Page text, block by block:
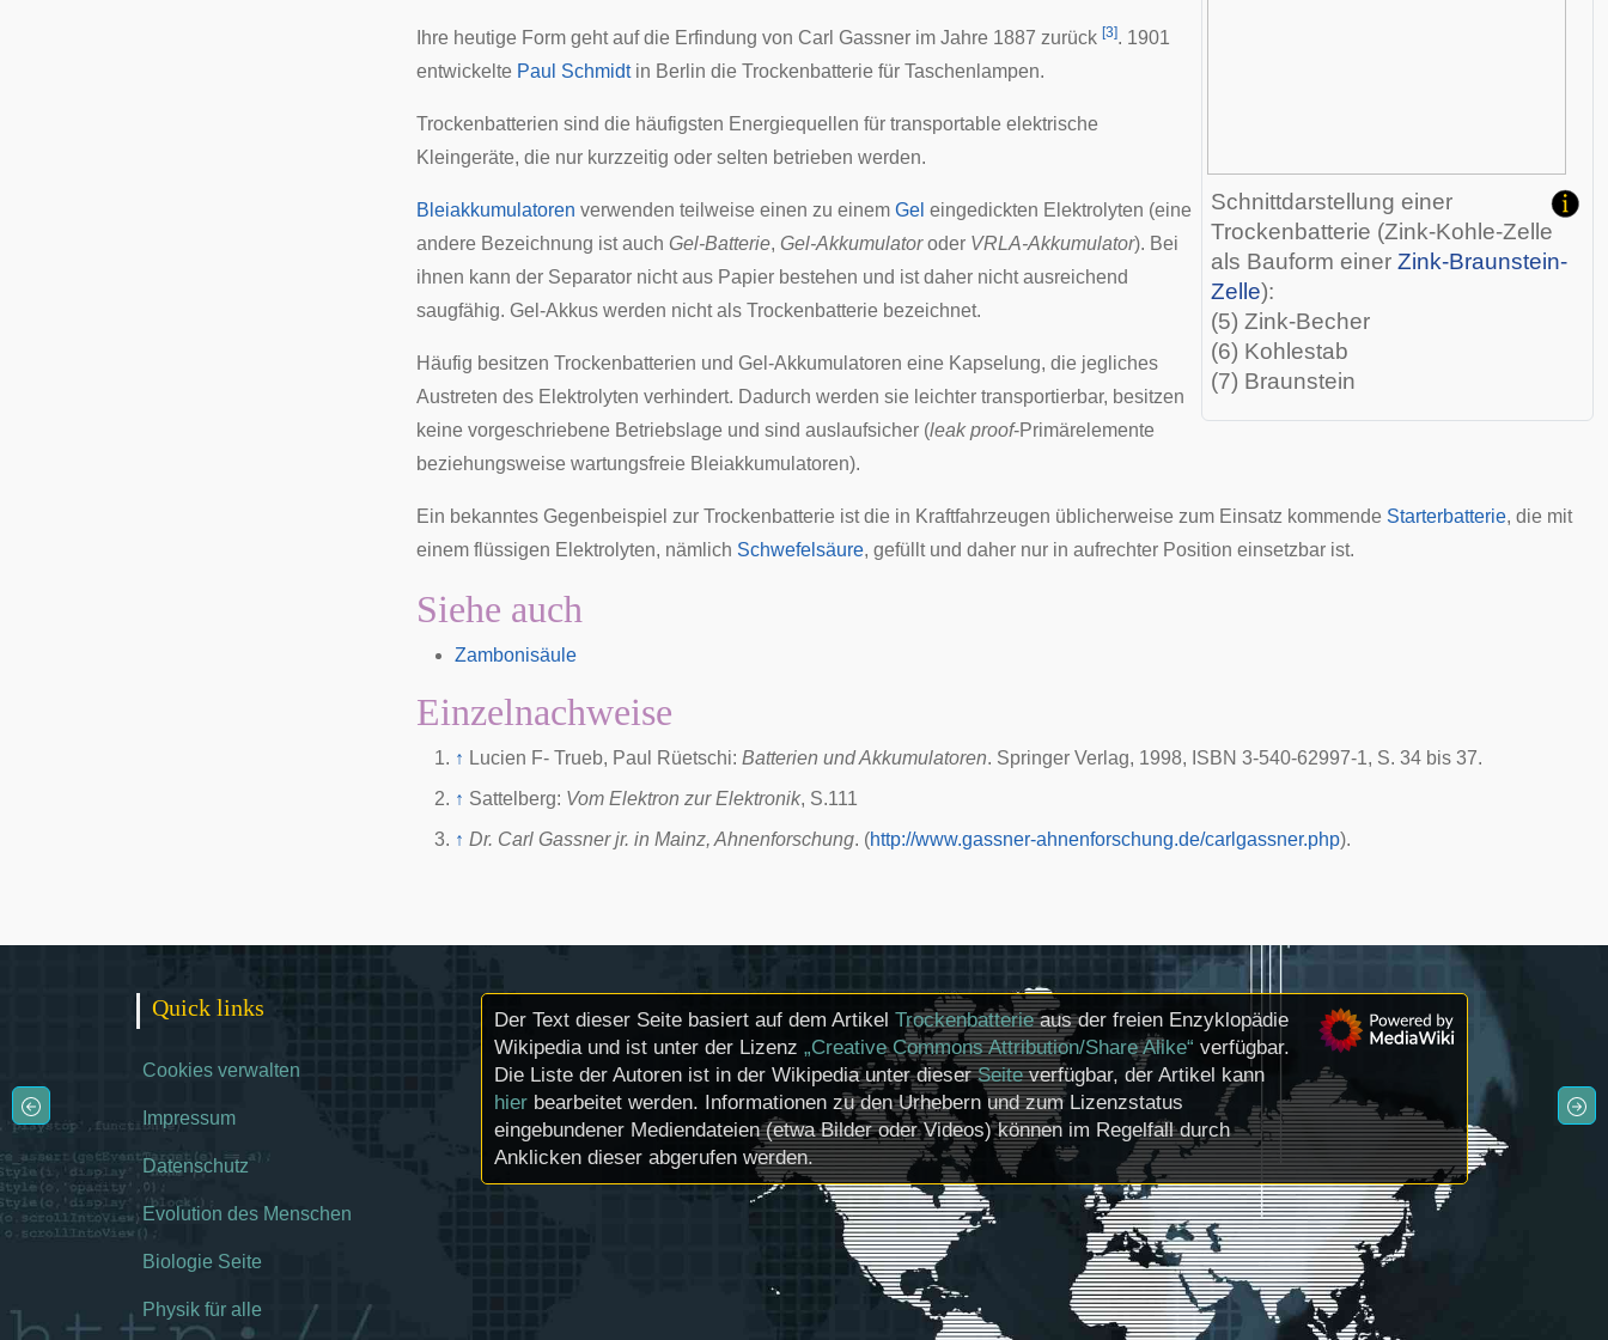
Schnittdarstellung einer
Trockenbatterie (Zink-Kohle-Zelle
als Bauform einer Zink-Braunstein-
Zelle):
(5) Zink-Becher
(6) Kohlestab
(7) Braunstein
Ihre heutige Form geht auf die Erfindung von Carl Gassner im Jahre 1887 zurück [3]. 1901
entwickelte Paul Schmidtin Berlin die Trockenbatterie für Taschenlampen.
Trockenbatterien sind die häufigsten Energiequellen für transportable elektrische
Kleingeräte, die nur kurzzeitig oder selten betrieben werden.
Bleiakkumulatoren verwenden teilweise einen zu einem Gel eingedickten Elektrolyten (eine
andere Bezeichnung ist auch Gel-Batterie, Gel-Akkumulatoroder VRLA-Akkumulator). Bei
ihnen kann der Separator nicht aus Papier bestehen und ist daher nicht ausreichend
saugfähig. Gel-Akkus werden nicht als Trockenbatterie bezeichnet.
Häufig besitzen Trockenbatterien und Gel-Akkumulatoren eine Kapselung, die jegliches
Austreten des Elektrolyten verhindert. Dadurch werden sie leichter transportierbar, besitzen
keine vorgeschriebene Betriebslage und sind auslaufsicher (leak proof-Primärelemente
beziehungsweise wartungsfreie Bleiakkumulatoren).
Ein bekanntes Gegenbeispiel zur Trockenbatterie ist die in Kraftfahrzeugen üblicherweise zum Einsatz kommende Starterbatterie, die mit
einem flüssigen Elektrolyten, nämlich Schwefelsäure, gefüllt und daher nur in aufrechter Position einsetzbar ist.
Siehe auch
Zambonisäule
Einzelnachweise
↑ Lucien F- Trueb, Paul Rüetschi: Batterien und Akkumulatoren. Springer Verlag, 1998, ISBN 3-540-62997-1, S. 34 bis 37.
↑ Sattelberg: Vom Elektron zur Elektronik, S.111
↑ Dr. Carl Gassner jr. in Mainz, Ahnenforschung. (http://www.gassner-ahnenforschung.de/carlgassner.php).
Quick links
Cookies verwalten
Impressum
Datenschutz
Evolution des Menschen
Biologie Seite
Physik für alle
Der Text dieser Seite basiert auf dem Artikel Trockenbatterieaus der freien Enzyklopädie
Wikipedia und ist unter der Lizenz „Creative Commons Attribution/Share Alike“ verfügbar.
Die Liste der Autoren ist in der Wikipedia unter dieserSeiteverfügbar, der Artikel kann
hier bearbeitet werden. Informationen zu den Urhebern und zum Lizenzstatus
eingebundener Mediendateien (etwa Bilder oder Videos) können im Regelfall durch
Anklicken dieser abgerufen werden.